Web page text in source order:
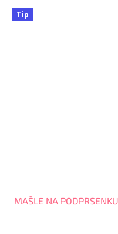
Tip
MAŠLE NA